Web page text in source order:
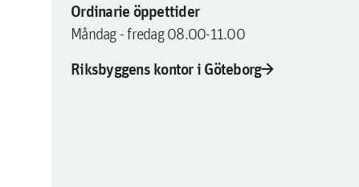
Ordinarie öppettider
Måndag - fredag 08.00-11.00
Riksbyggens kontor i Göteborgarrow_forward